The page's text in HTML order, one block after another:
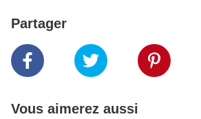
Partager
Vous aimerez aussi